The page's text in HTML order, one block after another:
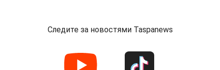
Следите за новостями Taspanews